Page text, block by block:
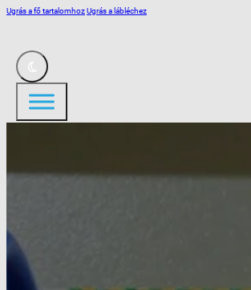
Ugrás a fő tartalomhozUgrás a lábléchez